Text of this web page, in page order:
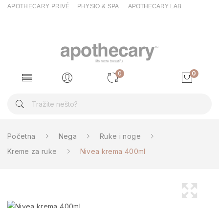
APOTHECARY PRIVÉ PHYSIO & SPA APOTHECARY LAB
0 0
Početna Nega
Ruke i noge
Kreme za ruke
Nivea krema 400ml